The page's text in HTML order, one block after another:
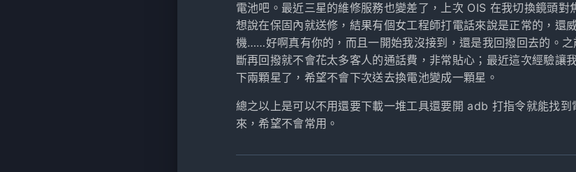
電池吧。最近三星的維修服務也變差了，上次 OIS 在我切換鏡頭對
想說在保固內就送修，結果有個女工程師打電話來說是正常的，還
機……好啊真有你的，而且一開始我沒接到，還是我回撥回去的。
斷再回撥就不會花太多客人的通話費，非常貼心；最近這次經驗讓
下兩顆星了，希望不會下次送去換電池變成一顆星。
總之以上是可以不用還要下載一堆工具還要開 adb 打指令就能找到
來，希望不會常用。